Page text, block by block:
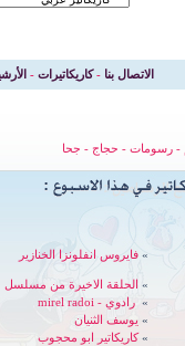
الاتصال بنا -كاريكاتيرات -
-رسومات - حجاج - جحا
» فايروس انفلونزا الخنازير
» الحلقة الاخيرة من مسلسل
» رادوي - mirel radoi
» يوسف الثنيان
» كاريكاتير ابو محجوب